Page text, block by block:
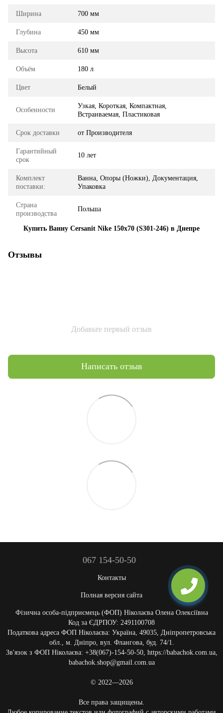
Ширина 700 мм
Глубина 450 мм
Высота 610 мм
Объём 180 л
Цвет Белый
Особенности
Узкая, Короткая, Компактная,
Встраиваемая, Пластиковая
Срок доставки от Производителя
Гарантийный
срок
10 лет
Комплект
поставки:
Ванна, Опоры (Ножки), Документация,
Упаковка
Страна
производства
Польша
Купить Ванну Cersanit Nike 150x70 (S301-246) в Днепре
Отзывы
Добавьте первый отзыв
Написать отзыв
067 154-50-50
Контакты
Полная версия сайта
Фізична особа-підприємець (ФОП) Ніколаєва Олена Олексіївна
Код за ЄДРПОУ: 2491100708
Податкова адреса ФОП Ніколаєва: Україна, 49035, Дніпропетровська
обл., м. Дніпро, вул. Флангова, буд. 74/1.
Зв'язок з ФОП Ніколаєва: +38(067)-154-50-50, https://babachok.com.ua,
babachok.shop@gmail.com.ua
© 2022—2026
Все права защищены.